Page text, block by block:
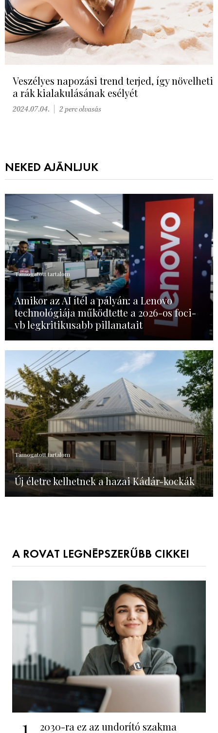
Veszélyes napozási trend terjed, így növelheti
a rák kialakulásának esélyét
2024.07.04. 2 perc olvasás
NEKED AJÁNLJUK
Támogatott tartalom
Amikor az AI ítél a pályán: a Lenovo
technológiája működtette a 2026-os foci-
vb legkritikusabb pillanatait
Támogatott tartalom
Új életre kelhetnek a hazai Kádár-kockák
A ROVAT LEGNÉPSZERŰBB CIKKEI
1
2030-ra ez az undorító szakma